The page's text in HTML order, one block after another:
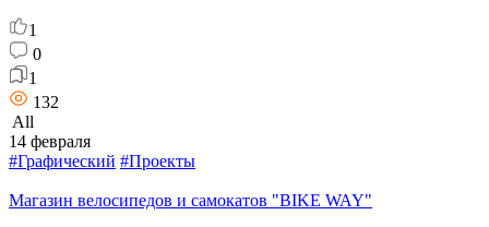
1
0
1
132
All
14 февраля
#Графический #Проекты
Магазин велосипедов и самокатов "BIKE WAY"